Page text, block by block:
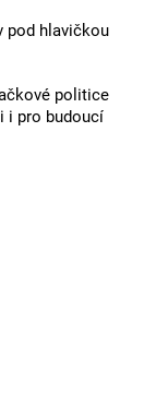
pod hlavičkou
politice
i pro budoucí